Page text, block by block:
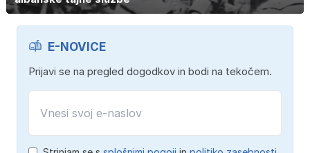
E-NOVICE
Prijavi se na pregled dogodkov in bodi na tekočem.